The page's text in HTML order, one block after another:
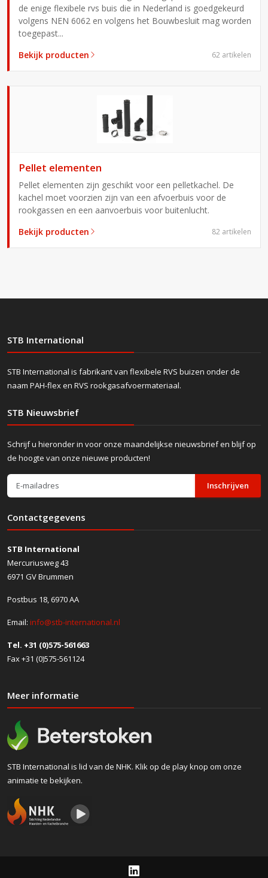
de enige flexibele rvs buis die in Nederland is goedgekeurd
volgens NEN 6062 en volgens het Bouwbesluit mag worden
toegepast...
Bekijk producten
62 artikelen
Pellet elementen
Pellet elementen zijn geschikt voor een pelletkachel. De
kachel moet voorzien zijn van een afvoerbuis voor de
rookgassen en een aanvoerbuis voor buitenlucht.
Bekijk producten
82 artikelen
STB International
STB International is fabrikant van flexibele RVS buizen onder de
naam PAH-flex en RVS rookgasafvoermateriaal.
STB Nieuwsbrief
Schrijf u hieronder in voor onze maandelijkse nieuwsbrief en blijf op
de hoogte van onze nieuwe producten!
Inschrijven
Contactgegevens
STB International
Mercuriusweg 43
6971 GV Brummen
Postbus 18, 6970 AA
Email: info@stb-international.nl
Tel. +31 (0)575-561663
Fax +31 (0)575-561124
Meer informatie
STB International is lid van de NHK. Klik op de play knop om onze
animatie te bekijken.